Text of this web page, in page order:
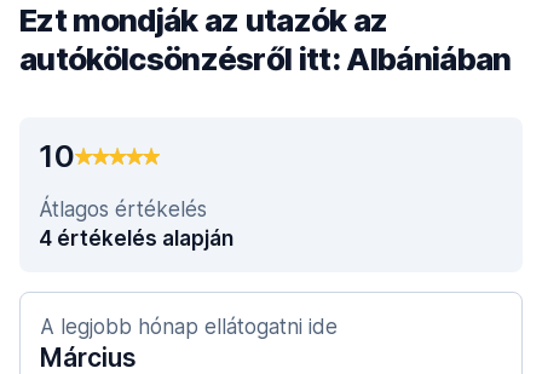
Ezt mondják az utazók az
autókölcsönzésről itt: Albániában
10
Átlagos értékelés
4 értékelés alapján
A legjobb hónap ellátogatni ide
Március